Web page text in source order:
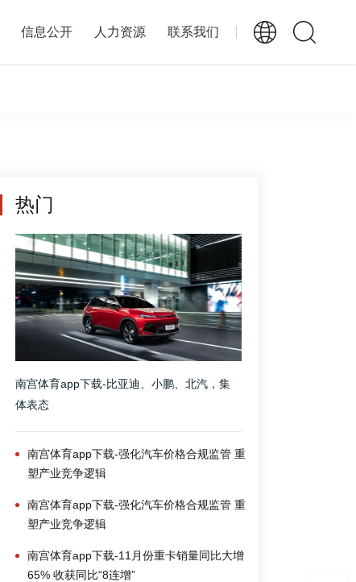
信息公开 人力资源 联系我们
热门
南宫体育app下载-比亚迪、小鹏、北汽，集
体表态
南宫体育app下载-强化汽车价格合规监管 重
塑产业竞争逻辑
南宫体育app下载-强化汽车价格合规监管 重
塑产业竞争逻辑
南宫体育app下载-11月份重卡销量同比大增
65% 收获同比“8连增”